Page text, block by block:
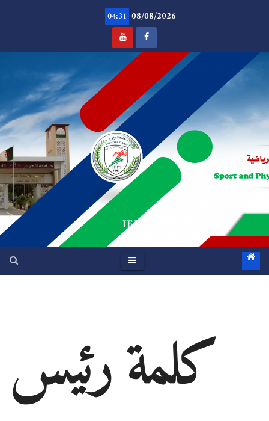
08/08/2026
04:31
.
IEPS
كلمة رئيس